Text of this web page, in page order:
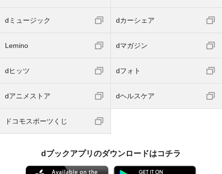
dミュージック dカーシェア
Lemino dマガジン
dヒッツ dフォト
dアニメストア dヘルスケア
ドコモスポーツくじ
dブックアプリのダウンロードはコチラ